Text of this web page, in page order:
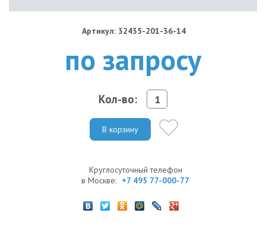
Артикул: 32435-201-36-14
по запросу
Кол-во:
В корзину
Круглосуточный телефон
в Москве: +7 495 77-000-77